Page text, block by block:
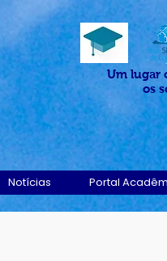
Um lugar
os
Notícias Portal